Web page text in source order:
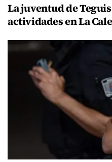
La juventud de
actividades en La